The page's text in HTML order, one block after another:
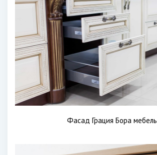
Фасад Грация Бора мебель